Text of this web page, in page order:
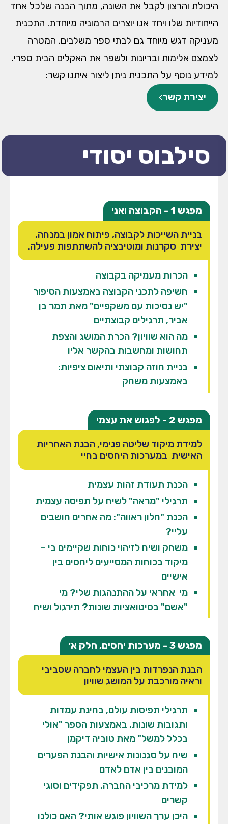
היכולת והרצון לקבל את השונה, מתוך הבנה שלכל אחד
הייחודיות שלו ויחד אנו יוצרים הרמוניה מיוחדת. התכנית
מעניקה דגש מיוחד גם לבתי ספר משלבים. המטרה
לצמצם אלימות ובריונות ולשפר את האקלים הבית ספרי.
למידע נוסף על התכנית ניתן ליצור איתנו קשר:
יצירת קשר
סילבוס יסודי
מפגש 1 - הקבוצה ואני
בניית השייכות לקבוצה, פיתוח אמון במנחה,
יצירת סקרנות ומוטיבציה להשתתפות פעילה.
הכרות מעמיקה בקבוצה
חשיפה לתכני הקבוצה באמצעות הסיפור
"יש נסיכות עם משקפיים" מאת תמר בן
אביר, תרגילים קבוצתיים
מה הוא שוויון? הכרת המושג והצפת
תחושות ומחשבות בהקשר אליו
בניית חוזה קבוצתי ותיאום ציפיות:
באמצעות משחק
מפגש 2 - לפגוש את עצמי
למידת מיקוד שליטה פנימי, הבנת האחריות
האישית במערכות היחסים בחיי
הכנת תעודת זהות עצמית
תרגילי "מראה" לשיח על תפיסה עצמית
הכנת "חלון ראווה": מה אחרים חושבים
עליי?
משחק ושיח לזיהוי כוחות שקיימים בי –
מיקוד בכוחות המסייעים ליחסים בין
אישיים
מי אחראי על ההתנהגות שלי? מי
"אשם" בסיטואציות שונות? תירגול ושיח
מפגש 3 - מערכות יחסים, חלק א׳
הבנת הנפרדות בין העצמי לחברה שסביבי
וראיה מורכבת על המושג שוויון
תרגילי תפיסות עולם, בחינת עמדות
ותגובות שונות, באמצעות הספר "אולי
בכלל למשל" מאת טוביה דיקמן
שיח על סגנונות אישיות והבנת הפערים
המובנים בין אדם לאדם
למידת מרכיבי החברה, תפקידים וסוגי
קשרים
היכן ערך השוויון פוגש אותי? האם כולנו